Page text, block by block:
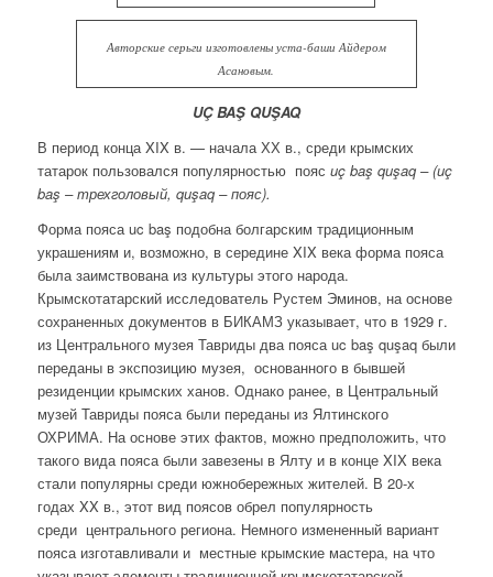
Авторские серьги изготовлены уста-баши Айдером
Асановым.
UÇ BAŞ QUŞAQ
В период конца XIX в. — начала ХХ в., среди крымских
татарок пользовался популярностью пояс uç baş quşaq – (uç
baş – трехголовый, quşaq – пояс).
Форма пояса uc baş подобна болгарским традиционным
украшениям и, возможно, в середине XIX века форма пояса
была заимствована из культуры этого народа.
Крымскотатарский исследователь Рустем Эминов, на основе
сохраненных документов в БИКАМЗ указывает, что в 1929 г.
из Центрального музея Тавриды два пояса uc baş quşaq были
переданы в экспозицию музея, основанного в бывшей
резиденции крымских ханов. Однако ранее, в Центральный
музей Тавриды пояса были переданы из Ялтинского
ОХРИМА. На основе этих фактов, можно предположить, что
такого вида пояса были завезены в Ялту и в конце XIX века
стали популярны среди южнобережных жителей. В 20-х
годах XX в., этот вид поясов обрел популярность
среди центрального региона. Немного измененный вариант
пояса изготавливали и местные крымские мастера, на что